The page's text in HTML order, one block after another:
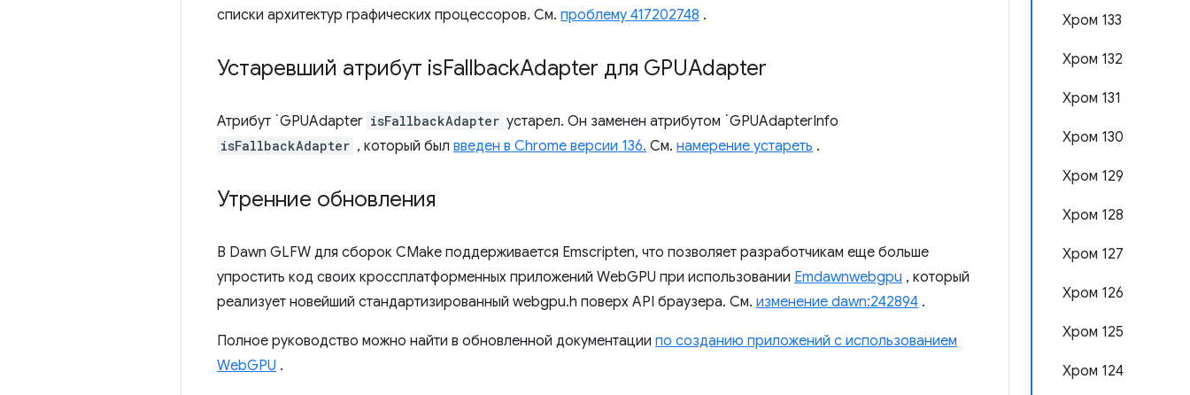
Хром 133
Хром 132
Хром 131
Хром 130
Хром 129
Хром 128
Хром 127
Хром 126
Хром 125
Хром 124
списки архитектур графических процессоров. См. проблему 417202748 .
Устаревший атрибут isFallbackAdapter для GPUAdapter
Атрибут `GPUAdapter isFallbackAdapter устарел. Он заменен атрибутом `GPUAdapterInfo
isFallbackAdapter , который был введен в Chrome версии 136. См. намерение устареть .
Утренние обновления
В Dawn GLFW для сборок CMake поддерживается Emscripten, что позволяет разработчикам еще больше
упростить код своих кроссплатформенных приложений WebGPU при использовании Emdawnwebgpu , который
реализует новейший стандартизированный webgpu.h поверх API браузера. См. изменение dawn:242894 .
Полное руководство можно найти в обновленной документации по созданию приложений с использованием
WebGPU .